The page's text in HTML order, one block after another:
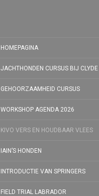
HOMEPAGINA
JACHTHONDEN CURSUS BIJ
GEHOORZAAMHEID CURSUS
WORKSHOP AGENDA 2026
KIVO VERS EN HOUDBAAR VLEES
IAIN’S HONDEN
INTRODUCTIE VAN SPRINGERS
FIELD TRIAL LABRADOR